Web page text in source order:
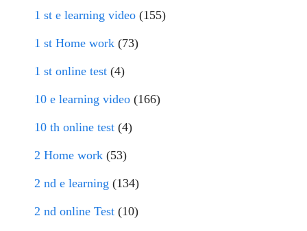
1 st e learning video (155)
1 st Home work (73)
1 st online test (4)
10 e learning video (166)
10 th online test (4)
2 Home work (53)
2 nd e learning (134)
2 nd online Test (10)